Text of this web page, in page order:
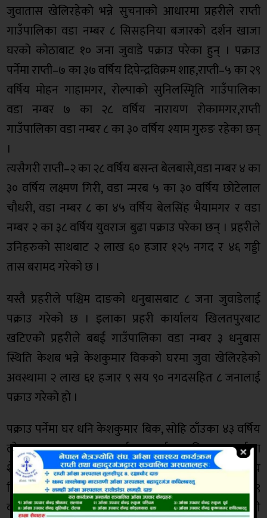
जुवातास खेलिरहेको भन्ने सुचनाको आधारमा प्रहरीले राप्ती
गाउँपालिका वडा नम्बर ८ सिसहनिया बजारको दर्शन खाजा
घरको कोठाबाट १० जना जुवाडे पक्राउ परेका हुन् । पक्राउ
पर्नेमा राप्ती–७ का ३७ वर्षिय दिपेन्द्रविक्रम शाह,राप्ती–५ का २९
वर्षिय मोहन गाहामगर, रोल्पाको सुनिलस्मिृति गाउँपालिका
वडा नम्बर ७ का २८ वर्षिय नारायण रोकामगर,राप्ती
गाउँपालिका वडा नम्बर ८ का ३० वर्षिय श्याम गुरुङ रहेका छन्
।
त्यसैगरी राप्ती–२ का २८ वर्षिय बसन्त बेलबासे,वडा नम्बर ४ का
३० वर्षिय लक्ष्मण गिरी, वडा न्मरब ५ का ३० वर्षिय छोटेलाल
चौधरी, वडा नम्बर ८ का ४५ वर्षिय बेलसिंह भैयामगर र वडा
नम्बर २ का ३८ वर्षिय युवराज बुढा पक्राउ परेका छन् । प्रहरीले
उनिहरुको साथबाट २ लाख ६० हजार १२५ नगद र ४६ गड्डी
तास बरामद गरेको छ ।
यस्तै प्रहरीले पश्चिम दाङको धनुबासबाट ८ जना जुवाडेलाई
पक्राउ गरेको छ । इलाका प्रहरी कार्यालय खिलतपुरबाट
खटिएको प्रहरीले बबई गाउँपालिका वडा नम्बर ३ धनुबास
स्थिति केशब भन्ने केशकुमार विकको घरमा जुवा खेलिरहेको
अवस्थामा २ लाख ६१ हजार ९ सय ९० नगदसहित ८ जनालाई
पक्राउ गरेको हो ।
पक्राउ पर्नेमा घर धनि केशकुमार बिक, सोहि ठाँउका ४३ वर्षिय
लोकबहादुर खड्का,४९ वर्षका पर्साराम बिक,२४ वर्षका
शेरबहादुर बिक र प्रेम पुन,बबई–४ सुन्दरखालका ३२ वर्षिय
बिमल भन्ने बिनबहादुर घर्ती,२९ वर्षका बिक्कि नेपाली र २९
वर्षिय भिमबहादुर भन्ने भाइलाल नेपाली रहेको जिल्ला प्रहरी